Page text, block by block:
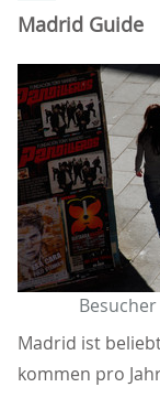
Madrid Guide
Madrid ist
kommen pro